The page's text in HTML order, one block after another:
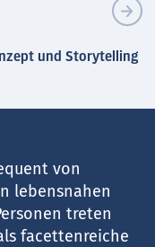
und Storytelling
von
lebensnahen
treten
facettenreiche